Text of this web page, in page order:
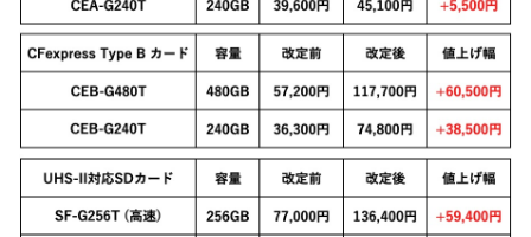
死神のコスプレをして隣のビルの屋上から病院を眺めていた
男を逮捕ｗｗｗ
【画像】コスプレイヤーが死ぬ気で痩せた結果ｗｗｗｗ
【ROBOT魂】 88,000のミーティアが二次も即完売なの大人
気すぎる…
【デレマス】 紗南「アイドルに似合うポケモン？」
ブラッドボーン全クリしたんだが
ィガードつけるわ…
【悲報】有名漫画家、がんを公表「大腸癌になってしまいま
した。肝臓に転移も見られてステージ4です」
伊勢鈴蘭さん、コカ・コーラ愛を全力アピール！
無期懲役、去年の仮釈放わずか４人…もう実質終身刑だった
【画像】田中みな実さん、妊娠中とは思えないヒール姿で登
場してしまう